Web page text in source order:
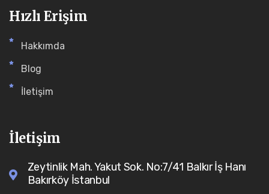
Hızlı Erişim
Hakkımda
Blog
İletişim
İletişim
Zeytinlik Mah. Yakut Sok. No:7/41 Balkır İş Hanı
Bakırköy İstanbul